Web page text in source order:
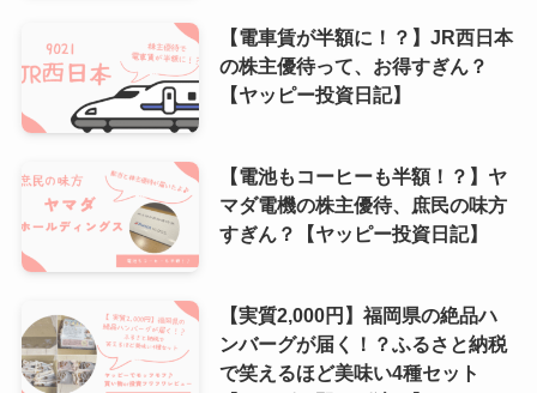
【電車賃が半額に！？】JR西日本
の株主優待って、お得すぎん？
【ヤッピー投資日記】
【電池もコーヒーも半額！？】ヤ
マダ電機の株主優待、庶民の味方
すぎん？【ヤッピー投資日記】
【実質2,000円】福岡県の絶品ハ
ンバーグが届く！？ふるさと納税
で笑えるほど美味い4種セット